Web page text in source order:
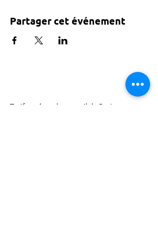
Partager cet événement
Tarif voté par le conseil de Paris